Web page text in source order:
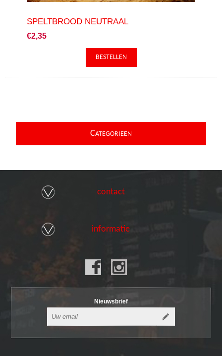
SPELTBROOD NEUTRAAL
€2,35
CATEGORIEEN
contact
informatie
Nieuwsbrief